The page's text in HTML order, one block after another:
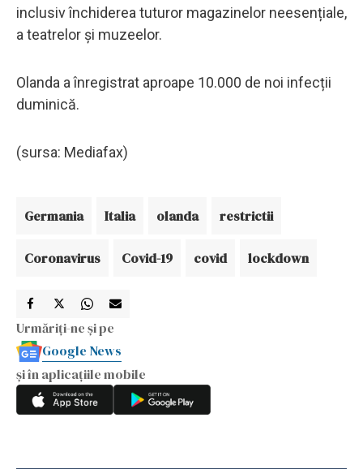
inclusiv închiderea tuturor magazinelor neesențiale,
a teatrelor și muzeelor.
Olanda a înregistrat aproape 10.000 de noi infecții
duminică.
(sursa: Mediafax)
Germania Italia olanda restrictii
Coronavirus Covid-19 covid lockdown
Urmăriți-ne și pe
Google News
și în aplicațiile mobile